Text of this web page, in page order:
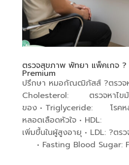
ตรวจสุขภาพ พัทยา แพ็คเกจ
Premium
ปรึกษา หมอกัณฒิภัสส์ ?ตรวจห
Cholesterol: ตรวจหาไขมั
ของ • Triglyceride: โรคห
หลอดเลือดหัวใจ •
เพิ่มขึ้นในผู้สูงอายุ • LDL: ?
• Fasting Blood Sugar: